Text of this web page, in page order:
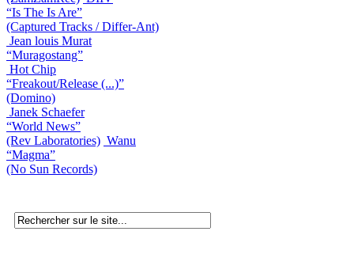
“Is The Is Are”
(Captured Tracks / Differ-Ant)
Jean louis Murat
“Muragostang”
Hot Chip
“Freakout/Release (...)”
(Domino)
Janek Schaefer
“World News”
(Rev Laboratories) Wanu
“Magma”
(No Sun Records)